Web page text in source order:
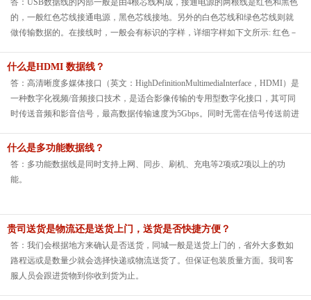
的，一般红色芯线接通电源，黑色芯线接地。另外的白色芯线和绿色芯线则就
做传输数据的。在接线时，一般会有标识的字样，详细字样如下文所示: 红色－
DATA+、USBD+、PD+、USBDT+ 白色－USB数据线（负）－DATA-、
USBD-、PD-、USBDT- 黑色－地线 －GND、Ground
什么是HDMI 数据线？
答：高清晰度多媒体接口（英文：HighDefinitionMultimediaInterface，HDMI）是
一种数字化视频/音频接口技术，是适合影像传输的专用型数字化接口，其可同
时传送音频和影音信号，最高数据传输速度为5Gbps。同时无需在信号传送前进
有著作权的影音内容遭到未经授权的复制。
什么是多功能数据线？
答：多功能数据线是同时支持上网、同步、刷机、充电等2项或2项以上的功
能。
贵司送货是物流还是送货上门，送货是否快捷方便？
答：我们会根据地方来确认是否送货，同城一般是送货上门的，省外大多数如
路程远或是数量少就会选择快递或物流送货了。但保证包装质量方面。我司客
服人员会跟进货物到你收到货为止。